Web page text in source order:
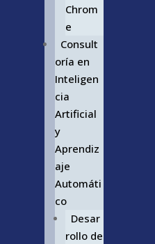
Chrom
e
Consult
oría en
Inteligen
cia
Artificial
y
Aprendiz
aje
Automáti
co
Desar
rollo de